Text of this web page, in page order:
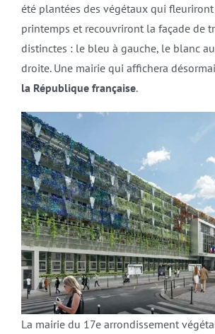
été plantées des végétaux qui
printemps et recouvriront la façade de
distinctes : le bleu à gauche, le blanc
droite. Une mairie qui affichera
la République française.
La mairie du 17e arrondissement